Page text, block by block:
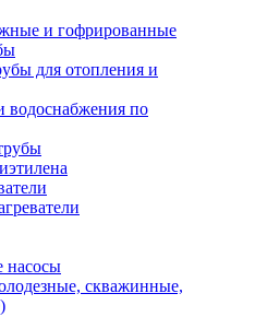
и гофрированные
для отопления и
водоснабжения по
насосы
скважинные,